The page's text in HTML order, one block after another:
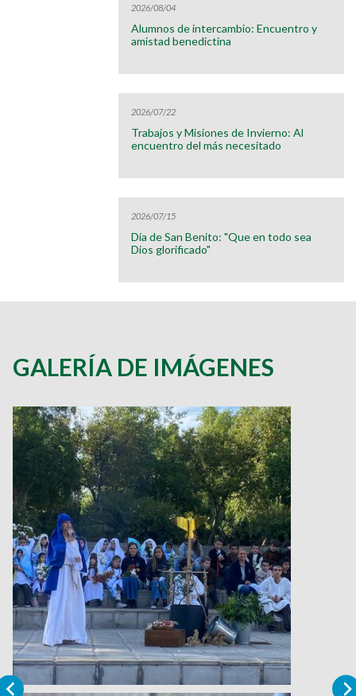
2026/08/04
Alumnos de intercambio: Encuentro y
amistad benedictina
2026/07/22
Trabajos y Misiones de Invierno: Al
encuentro del más necesitado
2026/07/15
Día de San Benito: "Que en todo sea
Dios glorificado"
GALERÍA DE IMÁGENES